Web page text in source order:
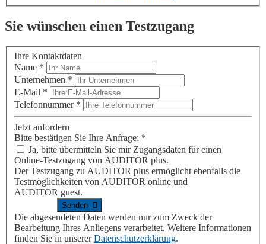
Sie wünschen einen Testzugang
Ihre Kontaktdaten
Name *
Unternehmen *
E-Mail *
Telefonnummer *
Jetzt anfordern
Bitte bestätigen Sie Ihre Anfrage: *
Ja, bitte übermitteln Sie mir Zugangsdaten für einen
Online-Testzugang von AUDITOR plus.
Der Testzugang zu AUDITOR plus ermöglicht ebenfalls die
Testmöglichkeiten von AUDITOR online und
AUDITOR guest.
Die abgesendeten Daten werden nur zum Zweck der
Bearbeitung Ihres Anliegens verarbeitet. Weitere Informationen
finden Sie in unsererDatenschutzerklärung.